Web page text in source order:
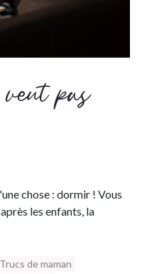
pas
chose : dormir ! Vous
les enfants, la
Trucs de maman